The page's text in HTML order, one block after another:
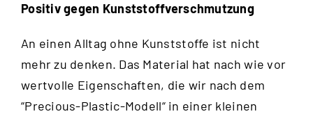
Positiv gegen Kunststoffverschmutzung
An einen Alltag ohne Kunststoffe ist nicht
mehr zu denken. Das Material hat nach wie vor
wertvolle Eigenschaften, die wir nach dem
“Precious-Plastic-Modell“ in einer kleinen